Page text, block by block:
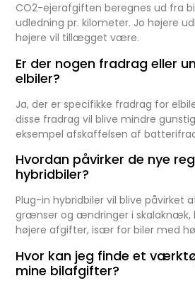
CO2-ejerafgiften beregnes ud fra
udledning pr. kilometer. Jo højere
højere vil tillægget være.
Er der nogen fradrag eller
elbiler?
Ja, der er specifikke fradrag for
disse fradrag vil blive mindre
eksempel afskaffelsen af
Hvordan påvirker de nye
hybridbiler?
Plug-in hybridbiler vil blive påvirket
grænser og ændringer i skalaknæk,
højere afgifter, især for biler med
Hvor kan jeg finde et
mine bilafgifter?